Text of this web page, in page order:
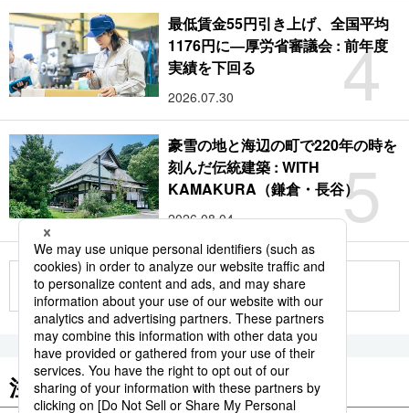
4
最低賃金55円引き上げ、全国平均
1176円に―厚労省審議会 : 前年度
実績を下回る
2026.07.30
5
豪雪の地と海辺の町で220年の時を
刻んだ伝統建築 : WITH
KAMAKURA（鎌倉・長谷）
2026.08.04
もっと見る
注目のキーワード